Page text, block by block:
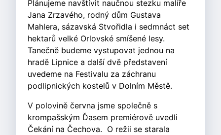
Plánujeme navštívit naučnou stezku malíře
Jana Zrzavého, rodný dům Gustava
Mahlera, sázavská Stvořidla i sedmnáct set
hektarů velké Orlovské smíšené lesy.
Tanečně budeme vystupovat jednou na
hradě Lipnice a další dvě představení
uvedeme na Festivalu za záchranu
podlipnických kostelů v Dolním Městě.
V polovině června jsme společně s
krompašským Ďasem premiérově uvedli
Čekání na Čechova. O režii se starala